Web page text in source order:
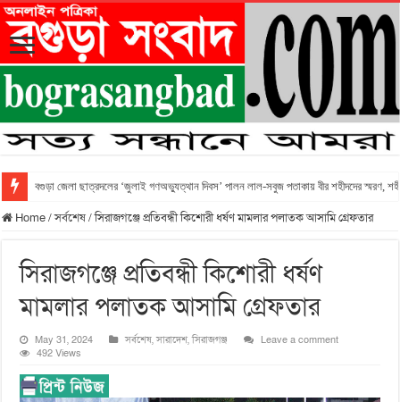
বগুড়া জেলা ছাত্রদলের ‘জুলাই গণঅভ্যুত্থান দিবস’ পালন লাল-সবুজ পতাকায় বীর শহীদদের স্মরণ, শহীদ
Home/সর্বশেষ/সিরাজগঞ্জে প্রতিবন্ধী কিশোরী ধর্ষণ মামলার পলাতক আসামি গ্রেফতার
সিরাজগঞ্জে প্রতিবন্ধী কিশোরী ধর্ষণ
মামলার পলাতক আসামি গ্রেফতার
May 31, 2024 সর্বশেষ,সারাদেশ,সিরাজগঞ্জ
Leave a comment
492 Views